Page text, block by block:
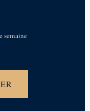
semaine